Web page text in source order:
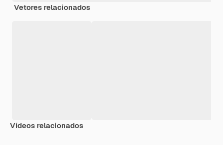
Vetores relacionados
Vídeos relacionados